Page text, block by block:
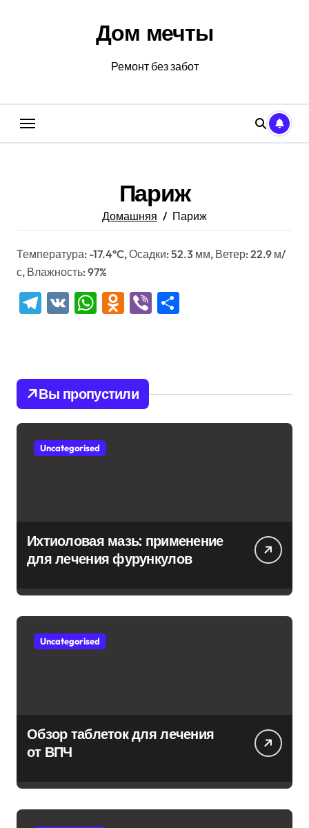
Дом мечты
Ремонт без забот
Париж
Домашняя Париж
Температура: -17.4°C, Осадки: 52.3 мм, Ветер: 22.9 м/
с, Влажность: 97%
Telegram
VK WhatsApp
Odnoklassniki
Viber
Вы пропустили
Uncategorised
Ихтиоловая мазь: применение
для лечения фурункулов
Uncategorised
Обзор таблеток для лечения
от ВПЧ